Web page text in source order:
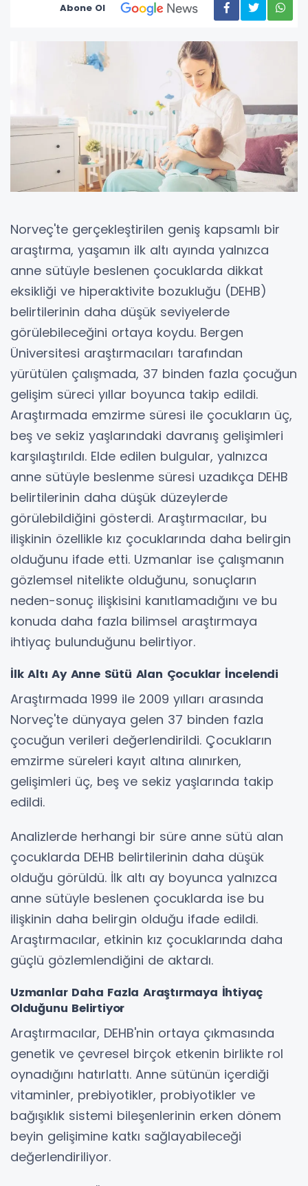
Abone Ol
Norveç'te gerçekleştirilen geniş kapsamlı bir
araştırma, yaşamın ilk altı ayında yalnızca
anne sütüyle beslenen çocuklarda dikkat
eksikliği ve hiperaktivite bozukluğu (DEHB)
belirtilerinin daha düşük seviyelerde
görülebileceğini ortaya koydu. Bergen
Üniversitesi araştırmacıları tarafından
yürütülen çalışmada, 37 binden fazla çocuğun
gelişim süreci yıllar boyunca takip edildi.
Araştırmada emzirme süresi ile çocukların üç,
beş ve sekiz yaşlarındaki davranış gelişimleri
karşılaştırıldı. Elde edilen bulgular, yalnızca
anne sütüyle beslenme süresi uzadıkça DEHB
belirtilerinin daha düşük düzeylerde
görülebildiğini gösterdi. Araştırmacılar, bu
ilişkinin özellikle kız çocuklarında daha belirgin
olduğunu ifade etti. Uzmanlar ise çalışmanın
gözlemsel nitelikte olduğunu, sonuçların
neden-sonuç ilişkisini kanıtlamadığını ve bu
konuda daha fazla bilimsel araştırmaya
ihtiyaç bulunduğunu belirtiyor.
İlk Altı Ay Anne Sütü Alan Çocuklar İncelendi
Araştırmada 1999 ile 2009 yılları arasında
Norveç'te dünyaya gelen 37 binden fazla
çocuğun verileri değerlendirildi. Çocukların
emzirme süreleri kayıt altına alınırken,
gelişimleri üç, beş ve sekiz yaşlarında takip
edildi.
Analizlerde herhangi bir süre anne sütü alan
çocuklarda DEHB belirtilerinin daha düşük
olduğu görüldü. İlk altı ay boyunca yalnızca
anne sütüyle beslenen çocuklarda ise bu
ilişkinin daha belirgin olduğu ifade edildi.
Araştırmacılar, etkinin kız çocuklarında daha
güçlü gözlemlendiğini de aktardı.
Uzmanlar Daha Fazla Araştırmaya İhtiyaç
Olduğunu Belirtiyor
Araştırmacılar, DEHB'nin ortaya çıkmasında
genetik ve çevresel birçok etkenin birlikte rol
oynadığını hatırlattı. Anne sütünün içerdiği
vitaminler, prebiyotikler, probiyotikler ve
bağışıklık sistemi bileşenlerinin erken dönem
beyin gelişimine katkı sağlayabileceği
değerlendiriliyor.